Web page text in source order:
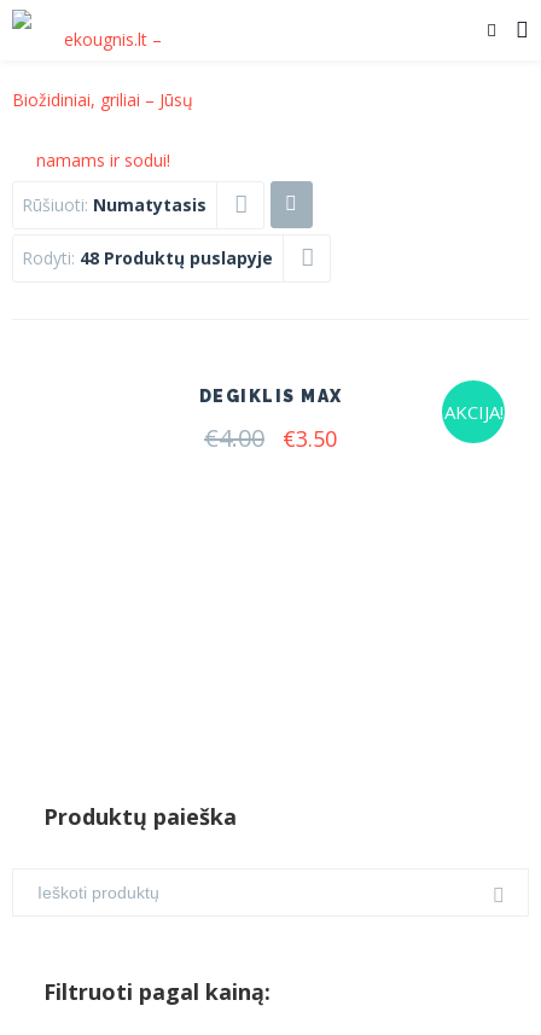
Rūšiuoti: Numatytasis
Rodyti: 48 Produktų puslapyje
AKCIJA!
DEGIKLIS MAX
€4.00 Original
€3.50Current
Produktų paieška
Filtruoti pagal kainą: